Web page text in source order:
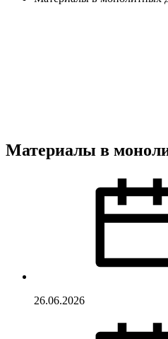
Материалы в
26.06.2026